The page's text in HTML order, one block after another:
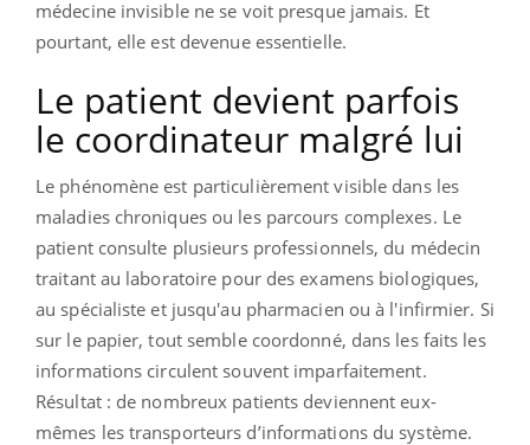
médecine invisible ne se voit presque jamais. Et
pourtant, elle est devenue essentielle.
Le patient devient parfois
le coordinateur malgré lui
Le phénomène est particulièrement visible dans les
maladies chroniques ou les parcours complexes. Le
patient consulte plusieurs professionnels, du médecin
traitant au laboratoire pour des examens biologiques,
au spécialiste et jusqu'au pharmacien ou à l'infirmier. Si
sur le papier, tout semble coordonné, dans les faits les
informations circulent souvent imparfaitement.
Résultat : de nombreux patients deviennent eux-
mêmes les transporteurs d’informations du système.